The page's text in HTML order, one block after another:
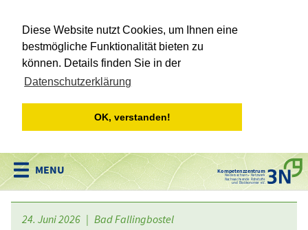
Diese Website nutzt Cookies, um Ihnen eine
bestmögliche Funktionalität bieten zu
können. Details finden Sie in der
Datenschutzerklärung
OK, verstanden!
Kompetenzzentrum
Niedersachsen • Netzwerk
Nachwachsende Rohstoffe
und Bioökonomie e.V.
24. Juni 2026 | Bad Fallingbostel